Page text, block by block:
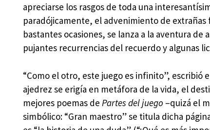
apreciarse los rasgos de toda una
paradójicamente, el advenimiento de
bastantes ocasiones, se lanza a la aventura
pujantes recurrencias del recuerdo y algunas
“Como el otro, este juego es infinito”, escribió
ajedrez se erigía en metáfora de la vida, el
mejores poemas de Partes del juego –quizá el
simbólico: “Gran maestro” se titula dicha